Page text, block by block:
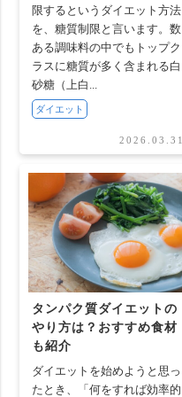
限するというダイエット方法
を、糖質制限と言います。数
ある調味料の中でもトップク
ラスに糖質が多く含まれる白
砂糖（上白...
ダイエット
2026.03.31
タンパク質ダイエットの
やり方は？おすすめ食材
も紹介
ダイエットを始めようと思っ
たとき、「何をすれば効率的